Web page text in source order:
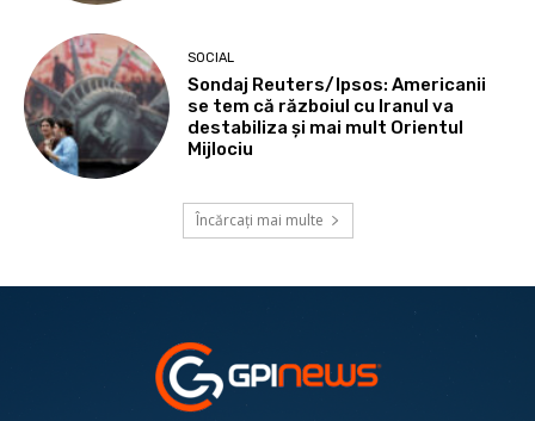
SOCIAL
Sondaj Reuters/Ipsos: Americanii
se tem că războiul cu Iranul va
destabiliza și mai mult Orientul
Mijlociu
Încărcați mai multe